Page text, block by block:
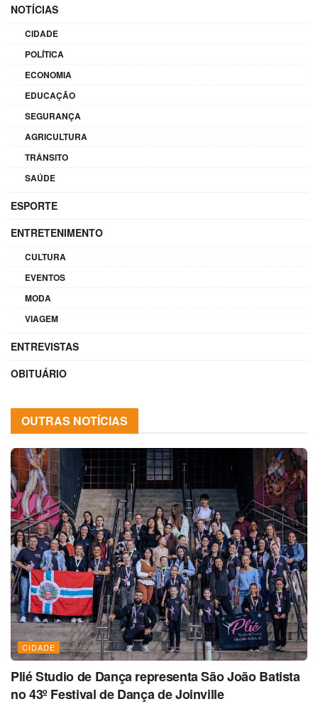
NOTÍCIAS
CIDADE
POLÍTICA
ECONOMIA
EDUCAÇÃO
SEGURANÇA
AGRICULTURA
TRÂNSITO
SAÚDE
ESPORTE
ENTRETENIMENTO
CULTURA
EVENTOS
MODA
VIAGEM
ENTREVISTAS
OBITUÁRIO
OUTRAS NOTÍCIAS
CIDADE
Plié Studio de Dança representa São João Batista
no 43º Festival de Dança de Joinville